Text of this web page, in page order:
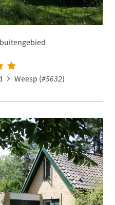
Weesp (#5632)